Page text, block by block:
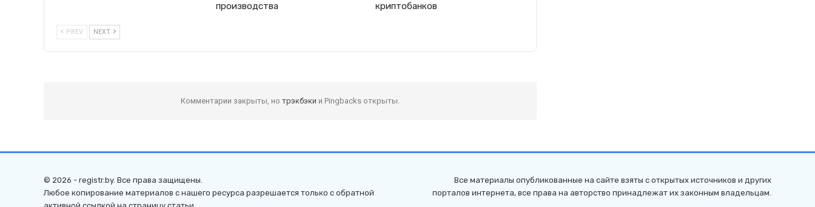
производства
криптобанков
PREV NEXT
Комментарии закрыты, но трэкбэки и Pingbacks открыты.
© 2026 - registr.by. Все права защищены.
Любое копирование материалов с нашего ресурса разрешается только с обратной
Все материалы опубликованные на сайте взяты с открытых источников и других
порталов интернета, все права на авторство принадлежат их законным владельцам.